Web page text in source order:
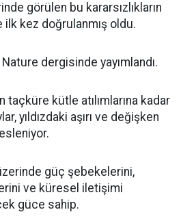
görülen bu kararsızlıkların
ilk kez doğrulanmış oldu.
Nature dergisinde yayımlandı.
taçküre kütle atılımlarına kadar
yıldızdaki aşırı ve değişken
güç şebekelerini,
ve küresel iletişimi
güce sahip.